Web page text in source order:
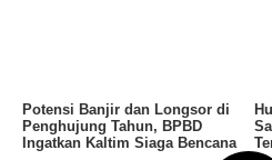
Potensi Banjir dan Longsor di
Penghujung Tahun, BPBD
Ingatkan Kaltim Siaga Bencana